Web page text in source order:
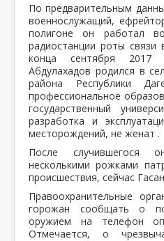
По предварительным
военнослужащий,
полигоне он работал
радиостанции роты
конца сентября 2017
Абдулахадов родился в
района Республики
профессиональное
государственный
разработка и
месторождений, не женат .
После случившегося
несколькими рожками
происшествия, сейчас
Правоохранительные
горожан сообщать о
оружием на телефон
Отмечается, о